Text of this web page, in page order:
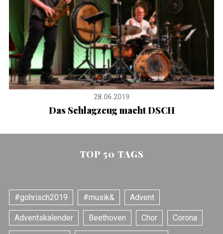
28.06.2019
Das Schlagzeug macht DSCH
TOP 50 TAGS
#gohrisch2019 #musik& Advent
Adventskalender Beethoven Chor Corona